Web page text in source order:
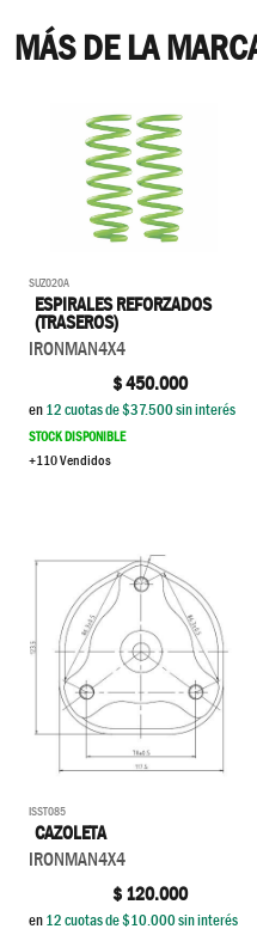
MÁS DE LA
SUZ020A
ESPIRALES REFORZADOS
(TRASEROS)
IRONMAN4X4
$450.000
en12cuotas de $37.500sin interés
STOCK DISPONIBLE
+110 Vendidos
ISST085
CAZOLETA
IRONMAN4X4
$120.000
en12cuotas de $10.000sin interés